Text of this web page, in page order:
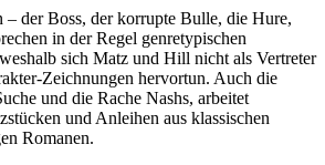
der Boss, der korrupte Bulle, die Hure,
in der Regel genretypischen
sich Matz und Hill nicht als Vertreter
Zeichnungen hervortun. Auch die
und die Rache Nashs, arbeitet
und Anleihen aus klassischen
Romanen.